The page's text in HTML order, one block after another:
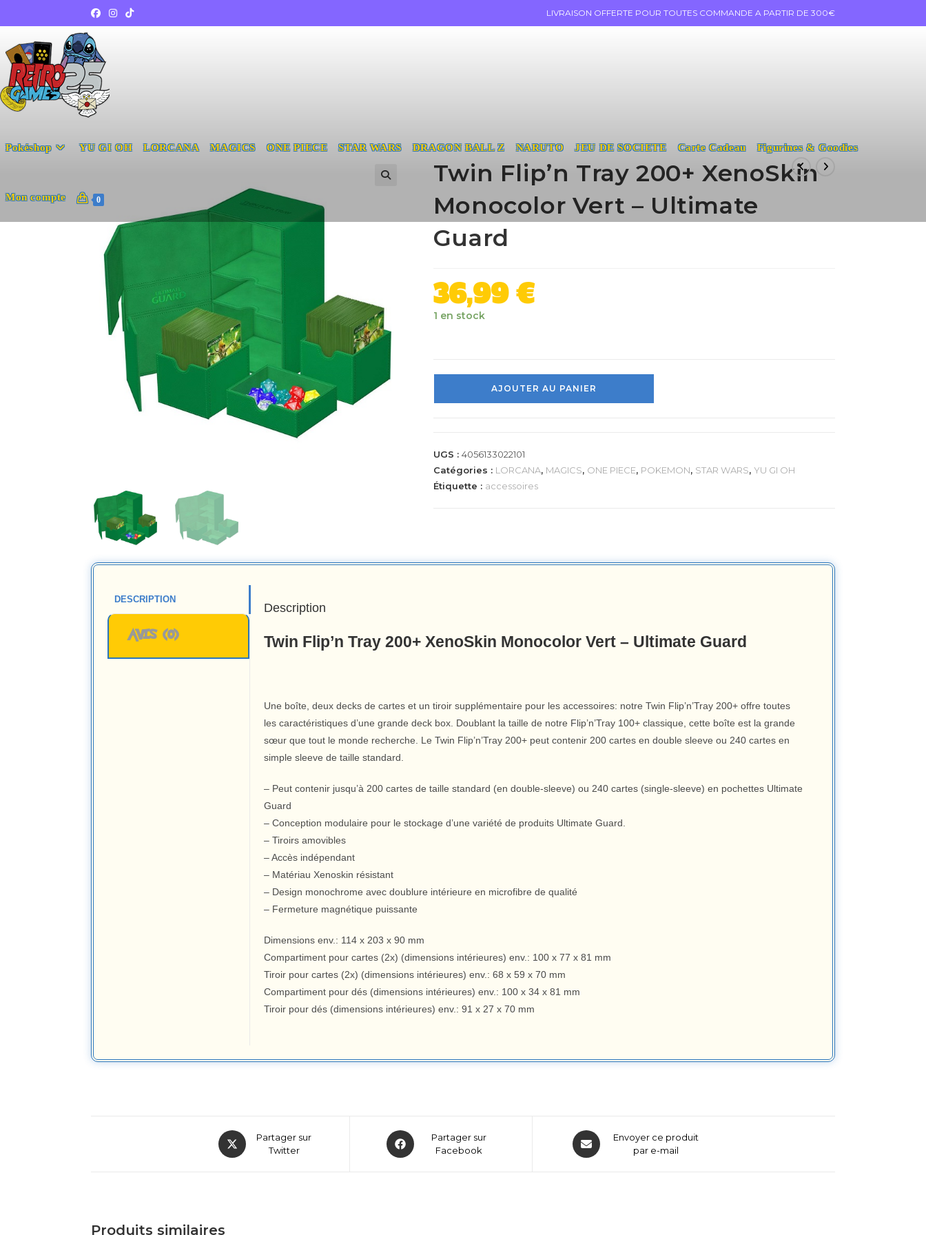
LIVRAISON OFFERTE POUR TOUTES COMMANDE A PARTIR DE 300€
Pokéshop YU GI OH LORCANA MAGICS ONE PIECE STAR WARS DRAGON BALL Z NARUTO JEU DE SOCIETE Carte Cadeau Figurines & Goodies
Mon compte 0
Twin Flip’n Tray 200+ XenoSkin
Monocolor Vert – Ultimate
Guard
36,99 €
1 en stock
AJOUTER AU PANIER
UGS : 4056133022101
Catégories : LORCANA, MAGICS, ONE PIECE, POKEMON, STAR WARS, YU GI OH
Étiquette : accessoires
DESCRIPTION
AVIS (0)
Description
Twin Flip’n Tray 200+ XenoSkin Monocolor Vert – Ultimate Guard
Une boîte, deux decks de cartes et un tiroir supplémentaire pour les accessoires: notre Twin Flip’n’Tray 200+ offre toutes
les caractéristiques d’une grande deck box. Doublant la taille de notre Flip’n’Tray 100+ classique, cette boîte est la grande
sœur que tout le monde recherche. Le Twin Flip’n’Tray 200+ peut contenir 200 cartes en double sleeve ou 240 cartes en
simple sleeve de taille standard.
– Peut contenir jusqu’à 200 cartes de taille standard (en double-sleeve) ou 240 cartes (single-sleeve) en pochettes Ultimate
Guard
– Conception modulaire pour le stockage d’une variété de produits Ultimate Guard.
– Tiroirs amovibles
– Accès indépendant
– Matériau Xenoskin résistant
– Design monochrome avec doublure intérieure en microfibre de qualité
– Fermeture magnétique puissante
Dimensions env.: 114 x 203 x 90 mm
Compartiment pour cartes (2x) (dimensions intérieures) env.: 100 x 77 x 81 mm
Tiroir pour cartes (2x) (dimensions intérieures) env.: 68 x 59 x 70 mm
Compartiment pour dés (dimensions intérieures) env.: 100 x 34 x 81 mm
Tiroir pour dés (dimensions intérieures) env.: 91 x 27 x 70 mm
Partager sur
Twitter
Partager sur
Facebook
Envoyer ce produit
par e-mail
Produits similaires